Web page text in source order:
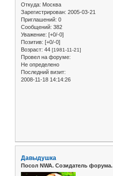
Откуда: Москва
Зарегистрирован: 2005-03-21
Приглашений: 0
Сообщений: 382
Уважение: [+0/-0]
Позитив: [+0/-0]
Возраст: 44 [1981-11-21]
Провел на форуме:
Не определено
Последний визит:
2008-11-18 14:14:26
Давыдушка
Посол NWA. Созидатель форума.